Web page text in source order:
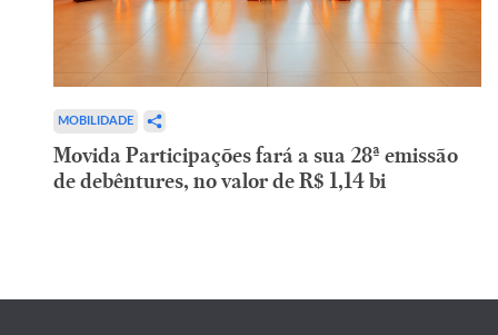
MOBILIDADE
Movida Participações fará a sua 28ª emissão
de debêntures, no valor de R$ 1,14 bi